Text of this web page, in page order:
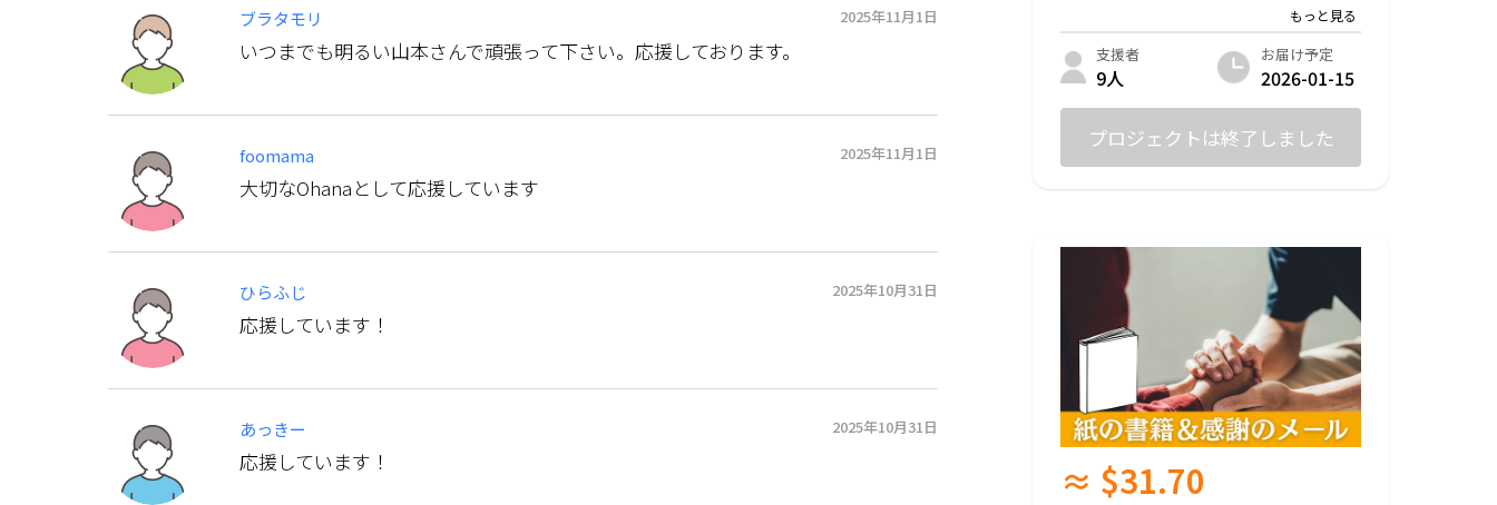
ブラタモリ 2025年11月1日
いつまでも明るい山本さんで頑張って下さい。応援しております。
foomama 2025年11月1日
大切なOhanaとして応援しています
ひらふじ 2025年10月31日
応援しています！
あっきー 2025年10月31日
応援しています！
うつの回復過程で実際に役立った工夫や
習慣を整理した資料。
② 心を支える言葉集（名言＆梅子の言葉）
辛いときに心を軽くする言葉を集めたオ
リジナル小冊子。
添付、または別リンクにて送付
・感謝のメール：プロジェクト終了後に送
支援者
9人
お届け予定
2026-01-15
プロジェクトは終了しました
≈ $31.70